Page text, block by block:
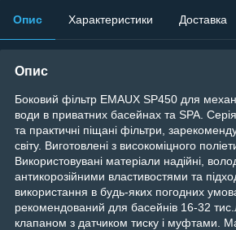
Опис Характеристики Доставка
Опис
Боковий фільтр EMAUX SP450 для
води в приватних басейнах та SPA.
та практичні піщані фільтри,
світу. Виготовлені з високоміцного
Використовувані матеріали надійні,
антикорозійними властивостями та
використання в будь-яких погодних
рекомендований для басейнів 16-32
клапаном з датчиком тиску і муфтами.